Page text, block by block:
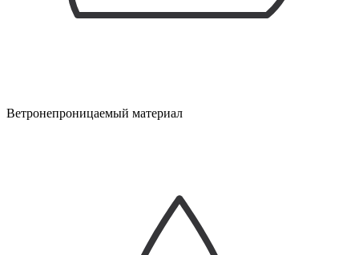
Ветронепроницаемый материал